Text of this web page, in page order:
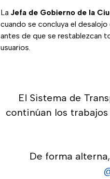
La Jefa de Gobierno de la
cuando se concluya el
antes de que se restablezcan
usuarios.
El Sistema de
continúan los
De forma